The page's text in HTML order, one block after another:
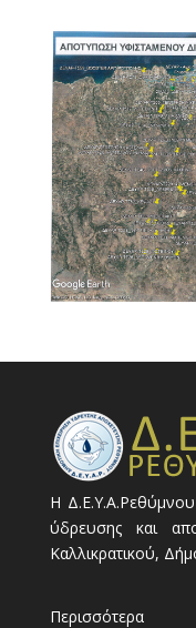
Η
ύδρευσης και
Καλλικρατικού,
Περισσότερα